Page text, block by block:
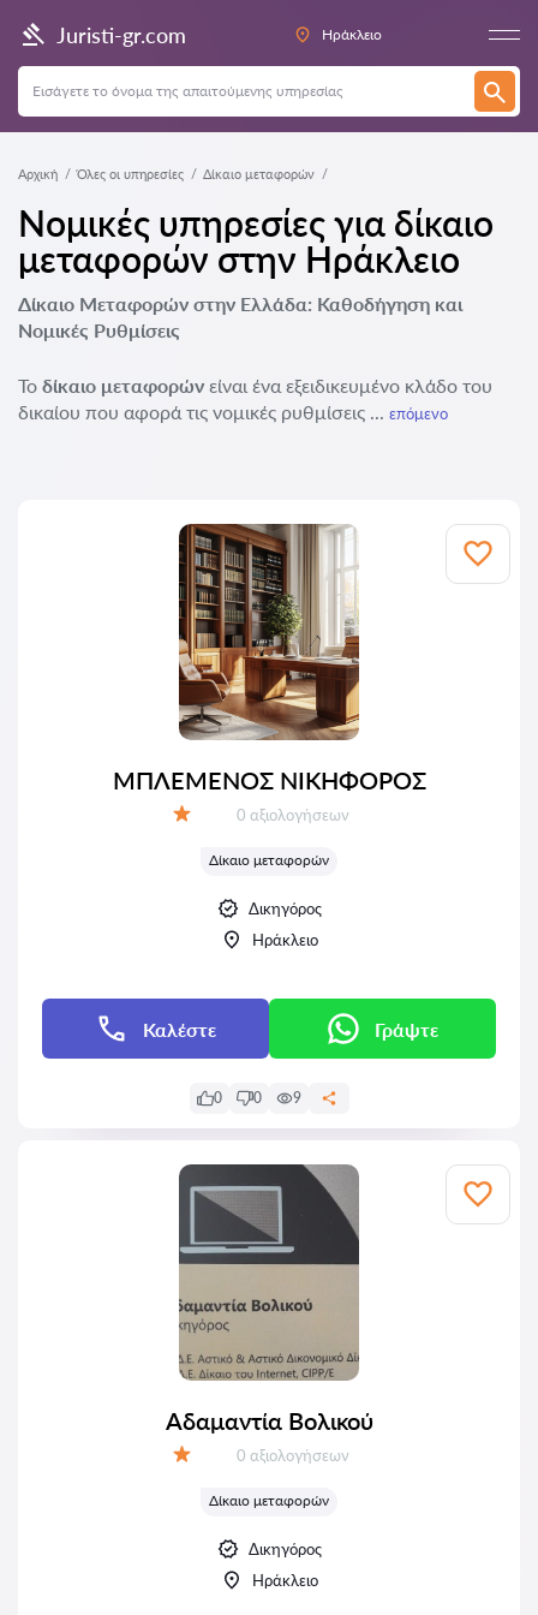
Juristi-gr.com Ηράκλειο
Αρχική Όλες οι υπηρεσίες Δίκαιο μεταφορών
Νομικές υπηρεσίες για δίκαιο
μεταφορών στην Ηράκλειο
Δίκαιο Μεταφορών στην Ελλάδα: Καθοδήγηση και
Νομικές Ρυθμίσεις
Το δίκαιο μεταφορών είναι ένα εξειδικευμένο κλάδο του
δικαίου που αφορά τις νομικές ρυθμίσεις ... επόμενο
ΜΠΛΕΜΕΝΟΣ ΝΙΚΗΦΟΡΟΣ
Αξιολογήσεις:
0 αξιολογήσεων
Δίκαιο μεταφορών
Δικηγόρος
Ηράκλειο
Καλέστε Γράψτε
0 0 9
Αδαμαντία Βολικού
Αξιολογήσεις:
0 αξιολογήσεων
Δίκαιο μεταφορών
Δικηγόρος
Ηράκλειο